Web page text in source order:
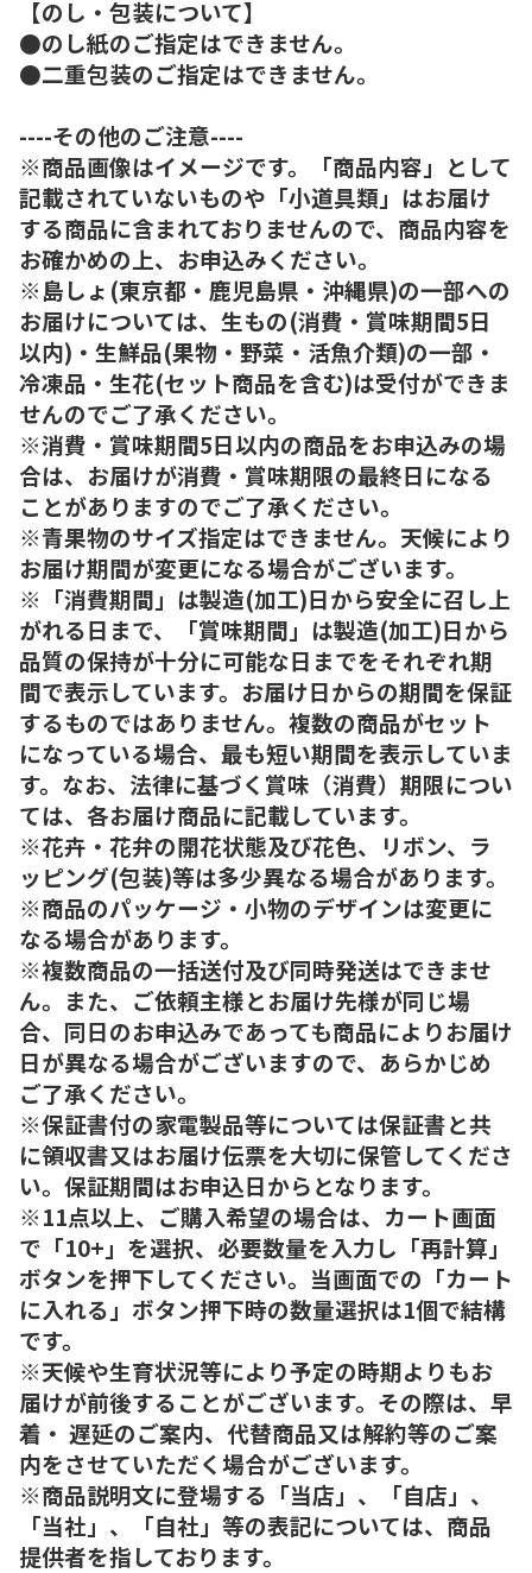
【のし・包装について】
●のし紙のご指定はできません。
●二重包装のご指定はできません。
----その他のご注意----
※商品画像はイメージです。「商品内容」として
記載されていないものや「小道具類」はお届け
する商品に含まれておりませんので、商品内容を
お確かめの上、お申込みください。
※島しょ(東京都・鹿児島県・沖縄県)の一部への
お届けについては、生もの(消費・賞味期間5日
以内)・生鮮品(果物・野菜・活魚介類)の一部・
冷凍品・生花(セット商品を含む)は受付ができま
せんのでご了承ください。
※消費・賞味期間5日以内の商品をお申込みの場
合は、お届けが消費・賞味期限の最終日になる
ことがありますのでご了承ください。
※青果物のサイズ指定はできません。天候により
お届け期間が変更になる場合がございます。
※「消費期間」は製造(加工)日から安全に召し上
がれる日まで、「賞味期間」は製造(加工)日から
品質の保持が十分に可能な日までをそれぞれ期
間で表示しています。お届け日からの期間を保証
するものではありません。複数の商品がセット
になっている場合、最も短い期間を表示していま
す。なお、法律に基づく賞味（消費）期限につい
ては、各お届け商品に記載しています。
※花卉・花弁の開花状態及び花色、リボン、ラ
ッピング(包装)等は多少異なる場合があります。
※商品のパッケージ・小物のデザインは変更に
なる場合があります。
※複数商品の一括送付及び同時発送はできませ
ん。また、ご依頼主様とお届け先様が同じ場
合、同日のお申込みであっても商品によりお届け
日が異なる場合がございますので、あらかじめ
ご了承ください。
※保証書付の家電製品等については保証書と共
に領収書又はお届け伝票を大切に保管してくださ
い。保証期間はお申込日からとなります。
※11点以上、ご購入希望の場合は、カート画面
で「10+」を選択、必要数量を入力し「再計算」
ボタンを押下してください。当画面での「カート
に入れる」ボタン押下時の数量選択は1個で結構
です。
※天候や生育状況等により予定の時期よりもお
届けが前後することがございます。その際は、早
着・ 遅延のご案内、代替商品又は解約等のご案
内をさせていただく場合がございます。
※商品説明文に登場する「当店」、「自店」、
「当社」、「自社」等の表記については、商品
提供者を指しております。